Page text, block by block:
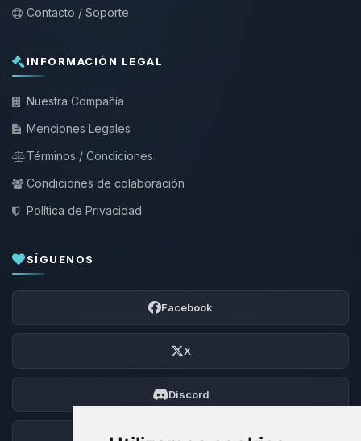
Contacto / Soporte
INFORMACIÓN LEGAL
Nuestra Compañía
Menciones Legales
Términos / Condiciones
Condiciones de colaboración
Política de Privacidad
SÍGUENOS
Facebook
X
Discord
Foro